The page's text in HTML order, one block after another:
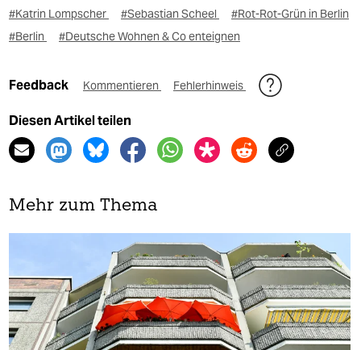
#Katrin Lompscher #Sebastian Scheel
#Rot-Rot-Grün in Berlin
#Berlin
#Deutsche Wohnen & Co enteignen
Feedback Kommentieren Fehlerhinweis
Diesen Artikel teilen
Mehr zum Thema